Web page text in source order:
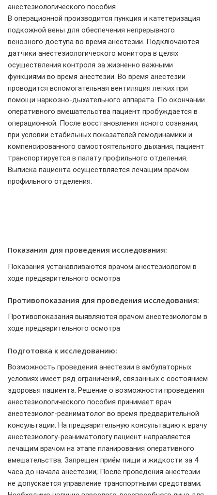
анестезиологического пособия.
В операционной производится пункция и катетеризация
подкожной вены для обеспечения непрерывного
венозного доступа во время анестезии. Подключаются
датчики анестезиологического монитора в целях
осуществления контроля за жизненно важными
функциями во время анестезии. Во время анестезии
проводится вспомогательная вентиляция легких при
помощи наркозно-дыхательного аппарата. По окончании
оперативного вмешательства пациент пробуждается в
операционной. После восстановления ясного сознания,
при условии стабильных показателей гемодинамики и
компенсированного самостоятельного дыхания, пациент
транспортируется в палату профильного отделения.
Выписка пациента осуществляется лечащим врачом
профильного отделения.
Показания для проведения исследования:
Показания устанавливаются врачом анестезиологом в
ходе предварительного осмотра
Противопоказания для проведения исследования:
Противопоказания выявляются врачом анестезиологом в
ходе предварительного осмотра
Подготовка к исследованию:
Возможность проведения анестезии в амбулаторных
условиях имеет ряд ограничений, связанных с состоянием
здоровья пациента. Решение о возможности проведения
анестезиологического пособия принимает врач
анестезиолог-реаниматолог во время предварительной
консультации. На предварительную консультацию к врачу
анестезиологу-реаниматологу пациент направляется
лечащим врачом на этапе планирования оперативного
вмешательства. Запрещен приём пищи и жидкости за 4
часа до начала анестезии; После проведения анестезии
не допускается управление транспортными средствами;